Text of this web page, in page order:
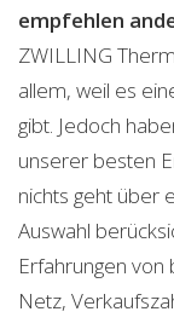
empfehlen
ZWILLING
allem, weil es
gibt. Jedoch
unserer besten
nichts geht über
Auswahl
Erfahrungen
Netz,